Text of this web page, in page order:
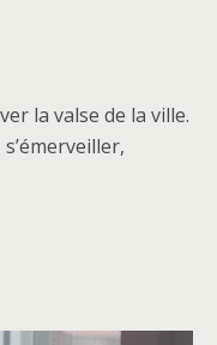
la valse de la ville.